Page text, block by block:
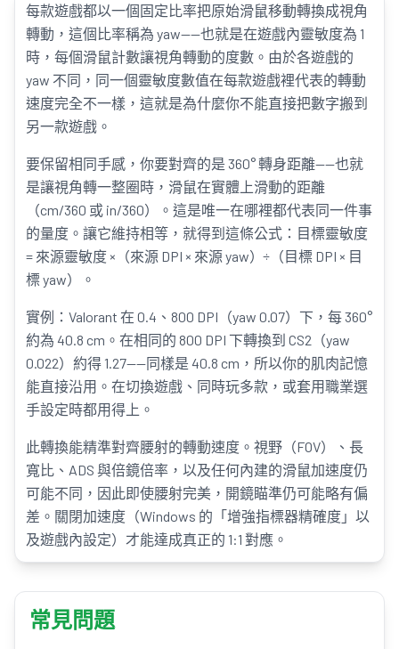
每款遊戲都以一個固定比率把原始滑鼠移動轉換成視角
轉動，這個比率稱為 yaw——也就是在遊戲內靈敏度為 1
時，每個滑鼠計數讓視角轉動的度數。由於各遊戲的
yaw 不同，同一個靈敏度數值在每款遊戲裡代表的轉動
速度完全不一樣，這就是為什麼你不能直接把數字搬到
另一款遊戲。
要保留相同手感，你要對齊的是 360° 轉身距離——也就
是讓視角轉一整圈時，滑鼠在實體上滑動的距離
（cm/360 或 in/360）。這是唯一在哪裡都代表同一件事
的量度。讓它維持相等，就得到這條公式：目標靈敏度
= 來源靈敏度 ×（來源 DPI × 來源 yaw）÷（目標 DPI × 目
標 yaw）。
實例：Valorant 在 0.4、800 DPI（yaw 0.07）下，每 360°
約為 40.8 cm。在相同的 800 DPI 下轉換到 CS2（yaw
0.022）約得 1.27——同樣是 40.8 cm，所以你的肌肉記憶
能直接沿用。在切換遊戲、同時玩多款，或套用職業選
手設定時都用得上。
此轉換能精準對齊腰射的轉動速度。視野（FOV）、長
寬比、ADS 與倍鏡倍率，以及任何內建的滑鼠加速度仍
可能不同，因此即使腰射完美，開鏡瞄準仍可能略有偏
差。關閉加速度（Windows 的「增強指標器精確度」以
及遊戲內設定）才能達成真正的 1:1 對應。
常見問題